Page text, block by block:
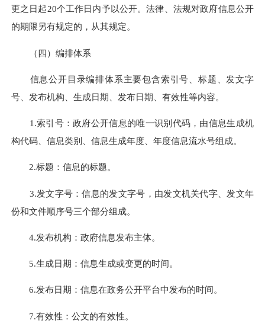
更之日起20个工作日内予以公开。法律、法规对政府信息公开
的期限另有规定的 ，从其规定。
（四）编排体系
信息公开目录编排体系主要包含索引号、标题、发文字
号、发布机构、生成日期、发布日期、有效性等内容。
1.索引号：政府公开信息的唯一识别代码，由信息生成机
构代码、信息类别、信息生成年度、年度信息流水号组成。
2.标题：信息的标题。
3.发文字号：信息的发文字号，由发文机关代字、发文年
份和文件顺序号三个部分组成。
4.发布机构：政府信息发布主体。
5.生成日期：信息生成或变更的时间。
6.发布日期：信息在政务公开平台中发布的时间。
7.有效性：公文的有效性。